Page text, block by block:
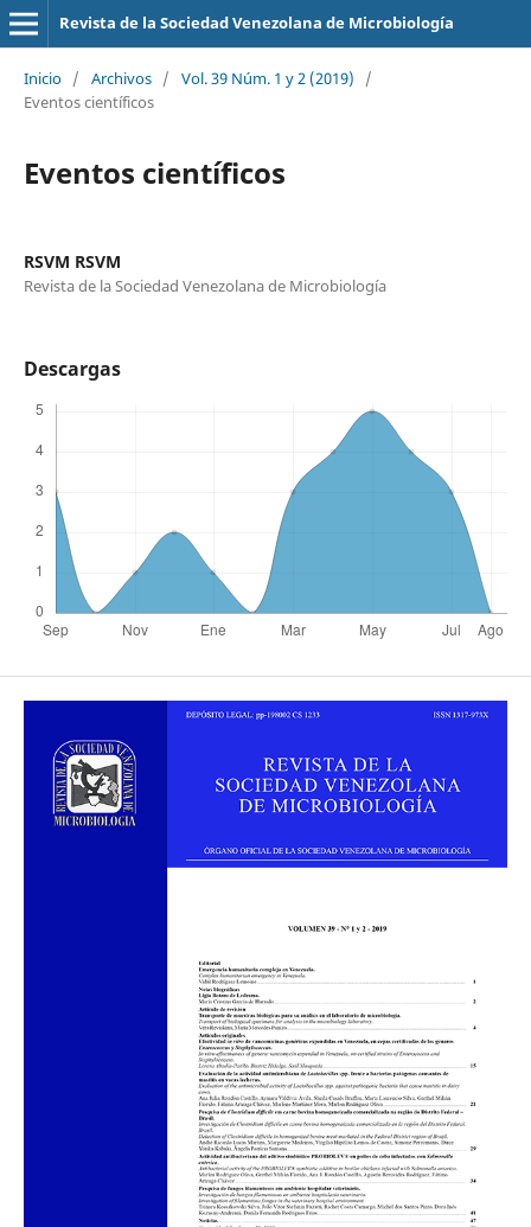
Revista de la Sociedad Venezolana de Microbiología
Inicio / Archivos / Vol. 39 Núm. 1 y 2 (2019)
/
Eventos científicos
Eventos científicos
RSVM RSVM
Revista de la Sociedad Venezolana de Microbiología
Descargas